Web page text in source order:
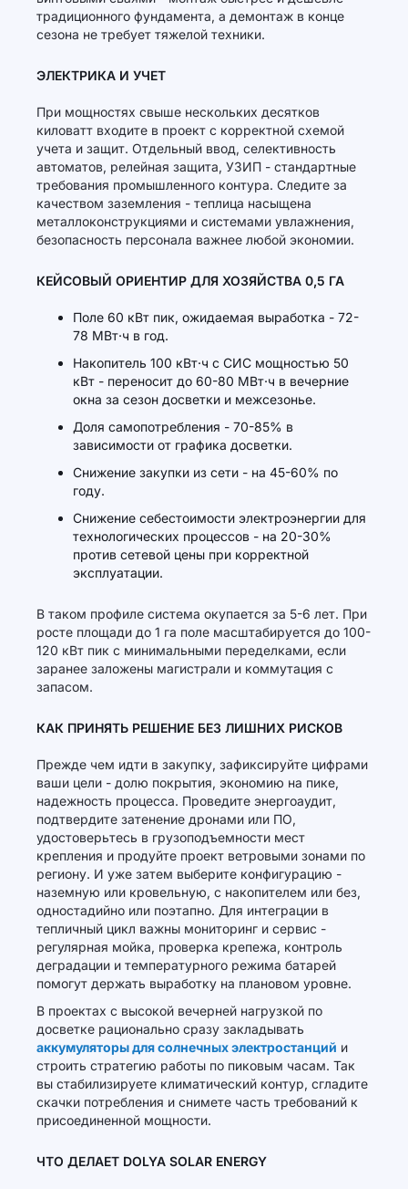
традиционного фундамента, а демонтаж в конце
сезона не требует тяжелой техники.
ЭЛЕКТРИКА И УЧЕТ
При мощностях свыше нескольких десятков
киловатт входите в проект с корректной схемой
учета и защит. Отдельный ввод, селективность
автоматов, релейная защита, УЗИП - стандартные
требования промышленного контура. Следите за
качеством заземления - теплица насыщена
металлоконструкциями и системами увлажнения,
безопасность персонала важнее любой экономии.
КЕЙСОВЫЙ ОРИЕНТИР ДЛЯ ХОЗЯЙСТВА 0,5 ГА
Поле 60 кВт пик, ожидаемая выработка - 72-
78 МВт·ч в год.
Накопитель 100 кВт·ч с СИС мощностью 50
кВт - переносит до 60-80 МВт·ч в вечерние
окна за сезон досветки и межсезонье.
Доля самопотребления - 70-85% в
зависимости от графика досветки.
Снижение закупки из сети - на 45-60% по
году.
Снижение себестоимости электроэнергии для
технологических процессов - на 20-30%
против сетевой цены при корректной
эксплуатации.
В таком профиле система окупается за 5-6 лет. При
росте площади до 1 га поле масштабируется до 100-
120 кВт пик с минимальными переделками, если
заранее заложены магистрали и коммутация с
запасом.
КАК ПРИНЯТЬ РЕШЕНИЕ БЕЗ ЛИШНИХ РИСКОВ
Прежде чем идти в закупку, зафиксируйте цифрами
ваши цели - долю покрытия, экономию на пике,
надежность процесса. Проведите энергоаудит,
подтвердите затенение дронами или ПО,
удостоверьтесь в грузоподъемности мест
крепления и продуйте проект ветровыми зонами по
региону. И уже затем выберите конфигурацию -
наземную или кровельную, с накопителем или без,
одностадийно или поэтапно. Для интеграции в
тепличный цикл важны мониторинг и сервис -
регулярная мойка, проверка крепежа, контроль
деградации и температурного режима батарей
помогут держать выработку на плановом уровне.
В проектах с высокой вечерней нагрузкой по
досветке рационально сразу закладывать
аккумуляторы для солнечных электростанций и
строить стратегию работы по пиковым часам. Так
вы стабилизируете климатический контур, сгладите
скачки потребления и снимете часть требований к
присоединенной мощности.
ЧТО ДЕЛАЕТ DOLYA SOLAR ENERGY